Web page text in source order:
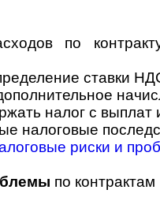
по
ставки
налог с
налоговые
риски и
по